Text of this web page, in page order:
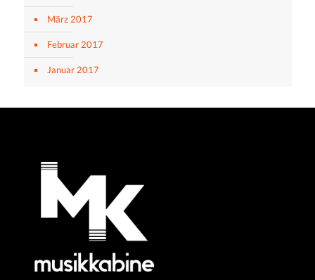
März 2017
Februar 2017
Januar 2017